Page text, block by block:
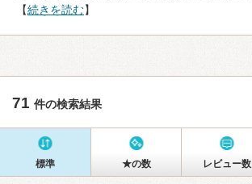
【続きを読む】
71 件の検索結果
標準 ★の数 レビュー数